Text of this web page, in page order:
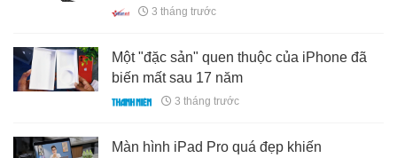
3 tháng trước
Một "đặc sản" quen thuộc của iPhone đã
biến mất sau 17 năm
3 tháng trước
Màn hình iPad Pro quá đẹp khiến